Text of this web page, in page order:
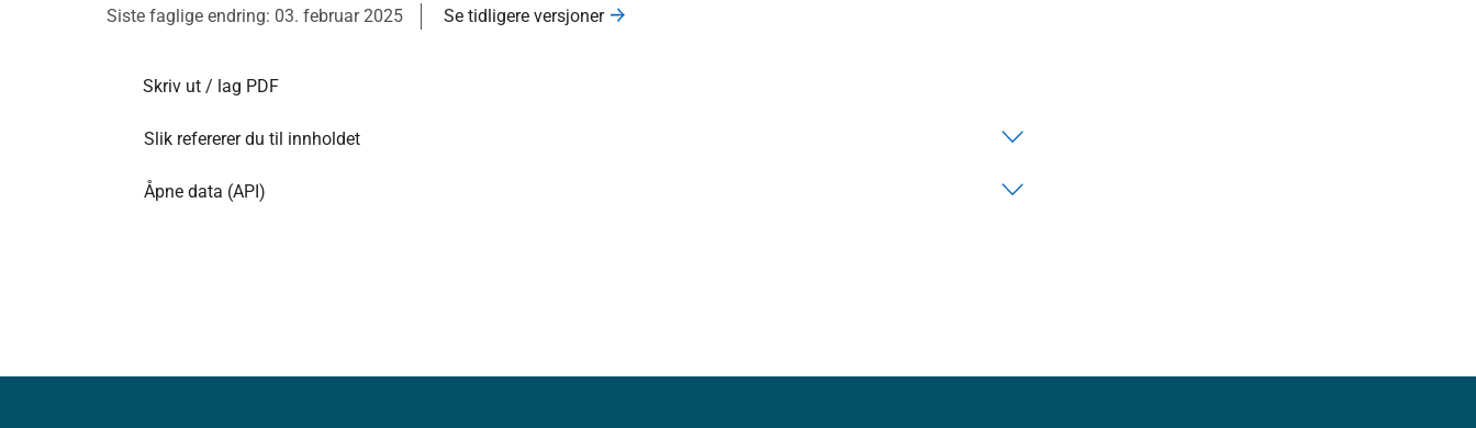
Siste faglige endring: 03. februar 2025 Se tidligere versjoner
Skriv ut / lag PDF
Slik refererer du til innholdet
Åpne data (API)